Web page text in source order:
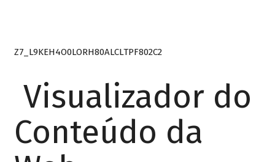
Z7_L9KEH4O0LORH80ALCLTPF802C2
Visualizador do
Conteúdo da